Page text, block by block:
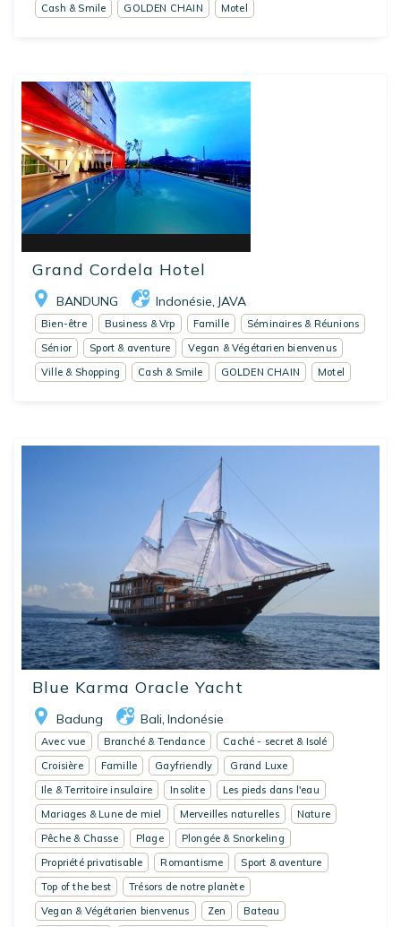
Cash & Smile
GOLDEN CHAIN Motel
Grand Cordela Hotel
BANDUNG Indonésie JAVA
Bien-être Business & Vrp Famille
Séminaires & Réunions
Sénior
Sport & aventure
Vegan & Végétarien bienvenus
Ville & Shopping
Cash & Smile GOLDEN CHAIN Motel
Blue Karma Oracle Yacht
Badung Bali Indonésie
Avec vue Branché & Tendance
Caché - secret & Isolé
Croisière
Famille Gayfriendly
Grand Luxe
Ile & Territoire insulaire
Insolite
Les pieds dans l'eau
Mariages & Lune de miel
Merveilles naturelles
Nature
Pêche & Chasse
Plage
Plongée & Snorkeling
Propriété privatisable
Romantisme
Sport & aventure
Top of the best
Trésors de notre planète
Vegan & Végétarien bienvenus
Zen
Bateau